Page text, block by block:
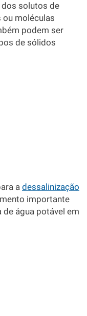
dos solutos de
ou moléculas
podem ser
de sólidos
a dessalinização
importante
água potável em